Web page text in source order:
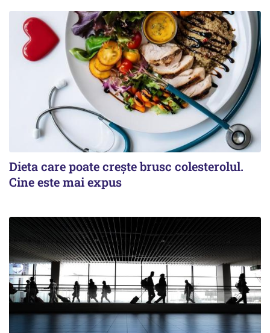
Dieta care poate crește brusc colesterolul.
Cine este mai expus